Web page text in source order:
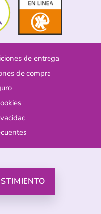
de entrega
de compra